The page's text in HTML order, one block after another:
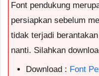
Font pendukung
persiapkan sebelum
tidak terjadi
nanti. Silahkan
Download : Font